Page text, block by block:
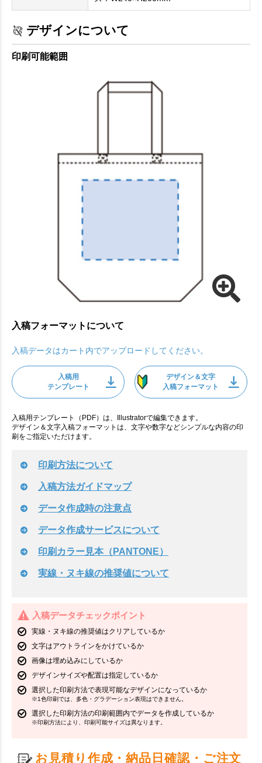
デザインについて
印刷可能範囲
入稿フォーマットについて
入稿データはカート内でアップロードしてください。
入稿用
テンプレート
デザイン＆文字
入稿フォーマット
入稿用テンプレート（PDF）は、Illustratorで編集できます。
デザイン＆文字入稿フォーマットは、文字や数字などシンプルな内容の印
刷をご指定いただけます。
印刷方法について
入稿方法ガイドマップ
データ作成時の注意点
データ作成サービスについて
印刷カラー見本（PANTONE）
実線・ヌキ線の推奨値について
入稿データチェックポイント
実線・ヌキ線の推奨値はクリアしているか
文字はアウトラインをかけているか
画像は埋め込みにしているか
デザインサイズや配置は指定しているか
選択した印刷方法で表現可能なデザインになっているか
※1色印刷では、多色・グラデーション表現はできません。
選択した印刷方法の印刷範囲内でデータを作成しているか
※印刷方法により、印刷可能サイズは異なります。
お見積り作成・納品日確認・ご注文